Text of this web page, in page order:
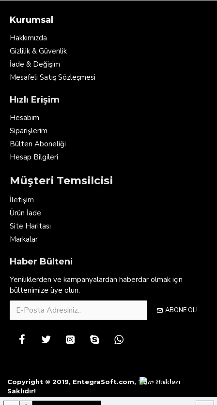
Kurumsal
Hakkımızda
Gizlilik & Güvenlik
İade & Değişim
Mesafeli Satış Sözleşmesi
Hızlı Erişim
Hesabım
Siparişlerim
Bülten Aboneliği
Hesap Bilgileri
Müşteri Temsilcisi
İletişim
Ürün İade
Site Haritası
Markalar
Haber Bülteni
Yeniliklerden ve kampanyalardan haberdar olmak için
bültenimize üye olun.
ABONE OL!
Copyright © 2019, EntegraSoft.com, Tüm Hakları
Saklıdır!